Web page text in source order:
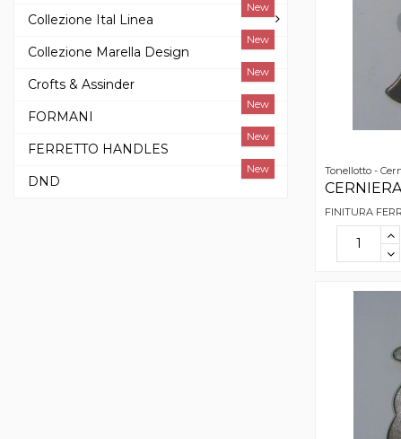
Tonellotto -
FINITURA
Collezione Ital Linea
New
Collezione Marella Design
New
Crofts & Assinder
New
FORMANI
New
FERRETTO HANDLES
New
DND
New